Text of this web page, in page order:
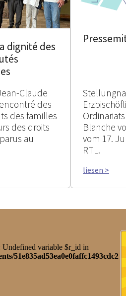
dignité des
Claude
des
des familles
des droits
au
Blanche
vom 17.
RTL.
liesen >